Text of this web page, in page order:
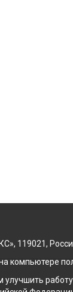
119021,